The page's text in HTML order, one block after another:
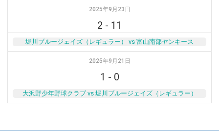
2025年9月23日
2 - 11
堀川ブルージェイズ（レギュラー） vs 富山南部ヤンキース
2025年9月21日
1 - 0
大沢野少年野球クラブ vs 堀川ブルージェイズ（レギュラー）